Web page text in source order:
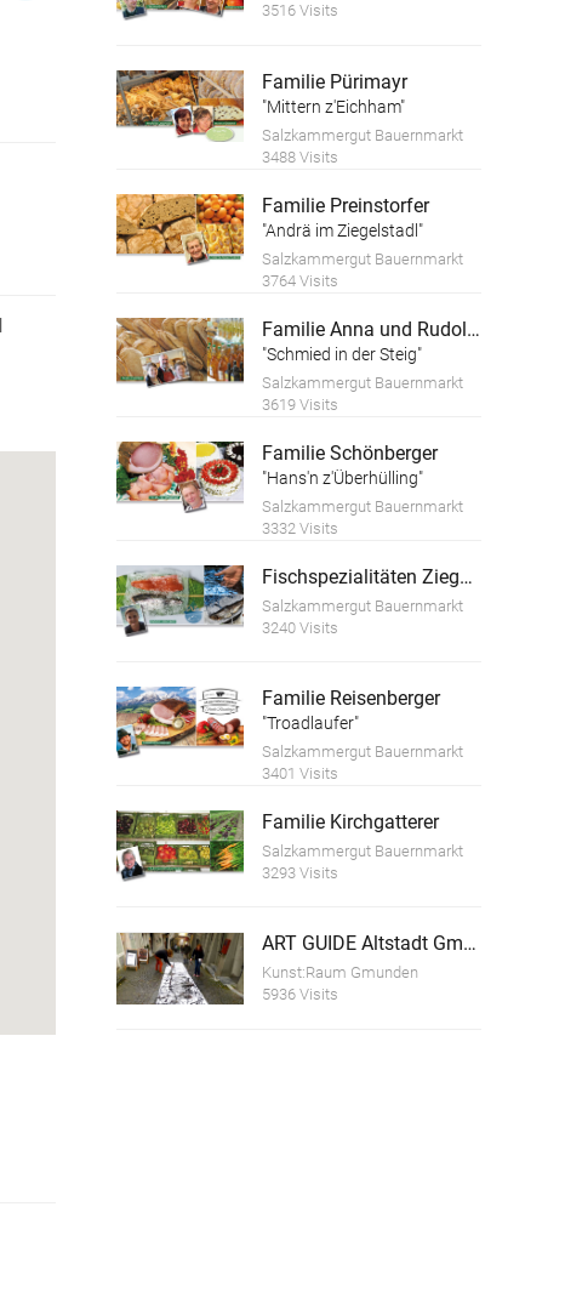
3516 Visits
Familie Pürimayr
"Mittern z'Eichham"
Salzkammergut Bauernmarkt
3488 Visits
Familie Preinstorfer
"Andrä im Ziegelstadl"
Salzkammergut Bauernmarkt
3764 Visits
Familie Anna und Rudolf Reiter
"Schmied in der Steig"
Salzkammergut Bauernmarkt
3619 Visits
Familie Schönberger
"Hans'n z'Überhülling"
Salzkammergut Bauernmarkt
3332 Visits
Fischspezialitäten Ziegelbäck Andreas
Salzkammergut Bauernmarkt
3240 Visits
Familie Reisenberger
"Troadlaufer"
Salzkammergut Bauernmarkt
3401 Visits
Familie Kirchgatterer
Salzkammergut Bauernmarkt
3293 Visits
ART GUIDE Altstadt Gmunden
Kunst:Raum Gmunden
5936 Visits